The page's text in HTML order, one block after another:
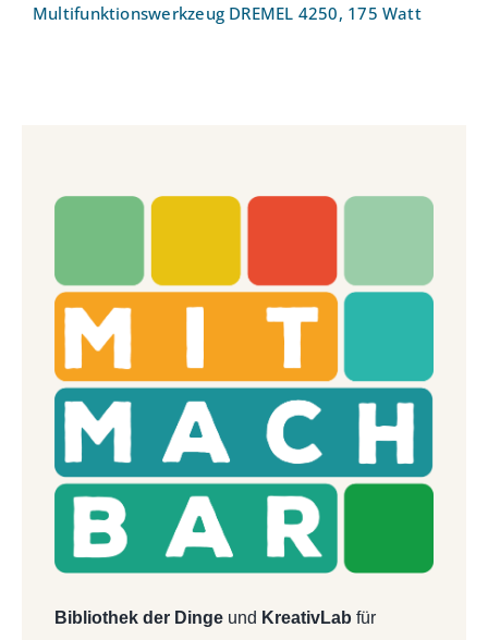
Multifunktionswerkzeug DREMEL 4250, 175 Watt
Bibliothek der Dingeund KreativLab für